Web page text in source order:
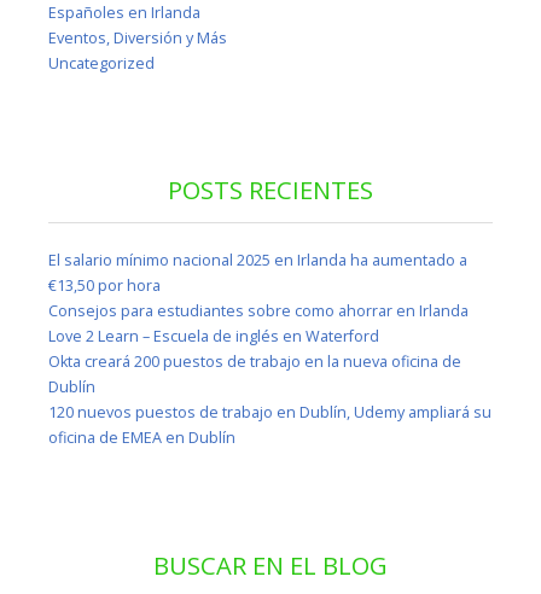
Españoles en Irlanda
Eventos, Diversión y Más
Uncategorized
POSTS RECIENTES
El salario mínimo nacional 2025 en Irlanda ha aumentado a
€13,50 por hora
Consejos para estudiantes sobre como ahorrar en Irlanda
Love 2 Learn – Escuela de inglés en Waterford
Okta creará 200 puestos de trabajo en la nueva oficina de
Dublín
120 nuevos puestos de trabajo en Dublín, Udemy ampliará su
oficina de EMEA en Dublín
BUSCAR EN EL BLOG